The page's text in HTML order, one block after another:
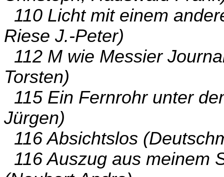
110 Licht mit einem
Riese J.-Peter)
112 M wie Messier
Torsten)
115 Ein Fernrohr unter
Jürgen)
116 Absichtslos
116 Auszug aus meinem